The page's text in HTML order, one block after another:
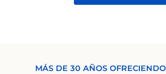
MÁS DE 30 AÑOS